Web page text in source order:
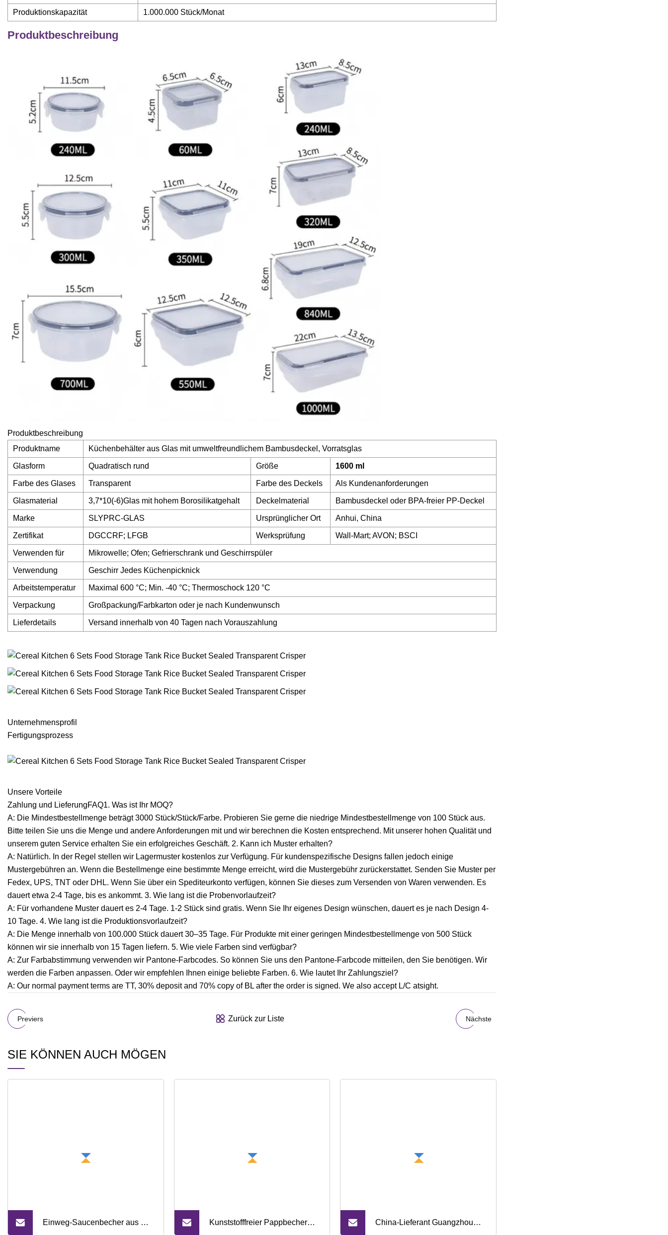
Produktionskapazität 1.000.000 Stück/Monat
Produktbeschreibung
Produktbeschreibung
Produktname
Küchenbehälter aus Glas mit umweltfreundlichem Bambusdeckel, Vorratsglas
Glasform Quadratisch rund Größe 1600 ml
Farbe des Glases Transparent Farbe des Deckels Als Kundenanforderungen
Glasmaterial 3,7*10(-6)Glas mit hohem Borosilikatgehalt Deckelmaterial Bambusdeckel oder BPA-freier PP-Deckel
Marke SLYPRC-GLAS Ursprünglicher Ort Anhui, China
Zertifikat DGCCRF; LFGB Werksprüfung Wall-Mart; AVON; BSCI
Verwenden für Mikrowelle; Ofen; Gefrierschrank und Geschirrspüler
Verwendung Geschirr Jedes Küchenpicknick
Arbeitstemperatur Maximal 600 °C; Min. -40 °C; Thermoschock 120 °C
Verpackung Großpackung/Farbkarton oder je nach Kundenwunsch
Lieferdetails Versand innerhalb von 40 Tagen nach Vorauszahlung
Unternehmensprofil
Fertigungsprozess
Unsere Vorteile
Zahlung und LieferungFAQ1. Was ist Ihr MOQ?
A: Die Mindestbestellmenge beträgt 3000 Stück/Stück/Farbe. Probieren Sie gerne die niedrige Mindestbestellmenge von 100 Stück aus.
Bitte teilen Sie uns die Menge und andere Anforderungen mit und wir berechnen die Kosten entsprechend. Mit unserer hohen Qualität und
unserem guten Service erhalten Sie ein erfolgreiches Geschäft. 2. Kann ich Muster erhalten?
A: Natürlich. In der Regel stellen wir Lagermuster kostenlos zur Verfügung. Für kundenspezifische Designs fallen jedoch einige
Mustergebühren an. Wenn die Bestellmenge eine bestimmte Menge erreicht, wird die Mustergebühr zurückerstattet. Senden Sie Muster per
Fedex, UPS, TNT oder DHL. Wenn Sie über ein Spediteurkonto verfügen, können Sie dieses zum Versenden von Waren verwenden. Es
dauert etwa 2-4 Tage, bis es ankommt. 3. Wie lang ist die Probenvorlaufzeit?
A: Für vorhandene Muster dauert es 2-4 Tage. 1-2 Stück sind gratis. Wenn Sie Ihr eigenes Design wünschen, dauert es je nach Design 4-
10 Tage. 4. Wie lang ist die Produktionsvorlaufzeit?
A: Die Menge innerhalb von 100.000 Stück dauert 30–35 Tage. Für Produkte mit einer geringen Mindestbestellmenge von 500 Stück
können wir sie innerhalb von 15 Tagen liefern. 5. Wie viele Farben sind verfügbar?
A: Zur Farbabstimmung verwenden wir Pantone-Farbcodes. So können Sie uns den Pantone-Farbcode mitteilen, den Sie benötigen. Wir
werden die Farben anpassen. Oder wir empfehlen Ihnen einige beliebte Farben. 6. Wie lautet Ihr Zahlungsziel?
A: Our normal payment terms are TT, 30% deposit and 70% copy of BL after the order is signed. We also accept L/C atsight.
Previers Zurück zur Liste Nächste
SIE KÖNNEN AUCH MÖGEN
Einweg-Saucenbecher aus PP Kunststofffreier Pappbecher China-Lieferant Guangzhou